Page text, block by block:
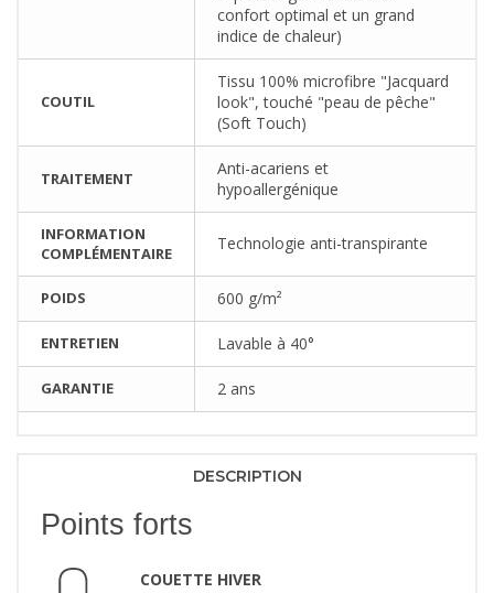
confort optimal et un grand
indice de chaleur)
COUTIL
Tissu 100% microfibre "Jacquard
look", touché "peau de pêche"
(Soft Touch)
TRAITEMENT
Anti-acariens et
hypoallergénique
INFORMATION
COMPLÉMENTAIRE
Technologie anti-transpirante
POIDS 600 g/m²
ENTRETIEN Lavable à 40°
GARANTIE 2 ans
DESCRIPTION
Points forts
COUETTE HIVER